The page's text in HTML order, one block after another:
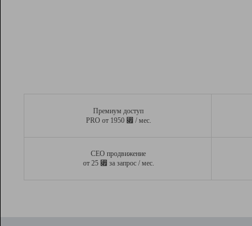
Премиум доступ
PRO от 1950 ⃏ / мес.
СЕО продвижение
от 25 ⃏ за запрос / мес.